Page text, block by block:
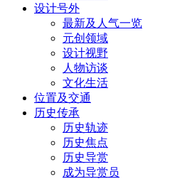
设计号外
最新及人气一览
元创领域
设计视野
人物访谈
文化生活
位置及交通
历史传承
历史轨迹
历史焦点
历史导赏
成为导赏员